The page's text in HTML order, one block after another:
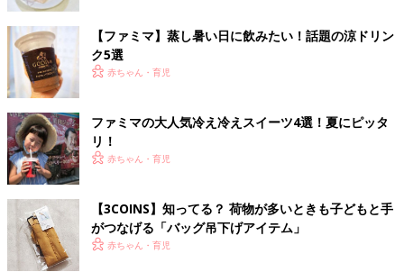
出典：Instagramアカウント「mina.0210」
みなえさんは大きなたべっ子どうぶつクッションが当たったそう
です。こちらも本物そっくりの形でおもしろいですね。こんなク
ッションがお家にあったら子どもも喜びそう！
大人気！アスパラガスビスケットのタオルも
【ファミマ】蒸し暑い日に飲みたい！話題の涼ドリン
ク5選
赤ちゃん・育児
ファミマの大人気冷え冷えスイーツ4選！夏にピッタ
リ！
赤ちゃん・育児
【3COINS】知ってる？ 荷物が多いときも子どもと手
がつなげる「バッグ吊下げアイテム」
赤ちゃん・育児